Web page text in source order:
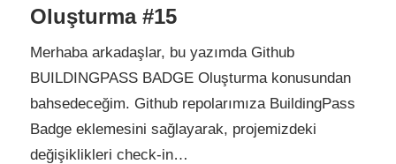
Oluşturma #15
Merhaba arkadaşlar, bu yazımda Github
BUILDINGPASS BADGE Oluşturma konusundan
bahsedeceğim. Github repolarımıza BuildingPass
Badge eklemesini sağlayarak, projemizdeki
değişiklikleri check-in…